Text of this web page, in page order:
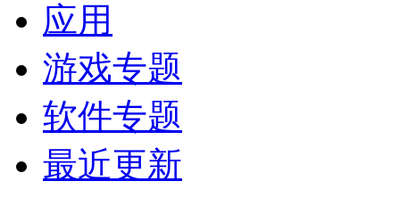
应用
游戏专题
软件专题
最近更新